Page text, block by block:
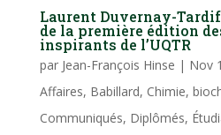
Laurent Duvernay-
de la première édition
inspirants de l’UQTR
par Jean-François Hinse | Nov
Affaires, Babillard, Chimie,
Communiqués, Diplômés,